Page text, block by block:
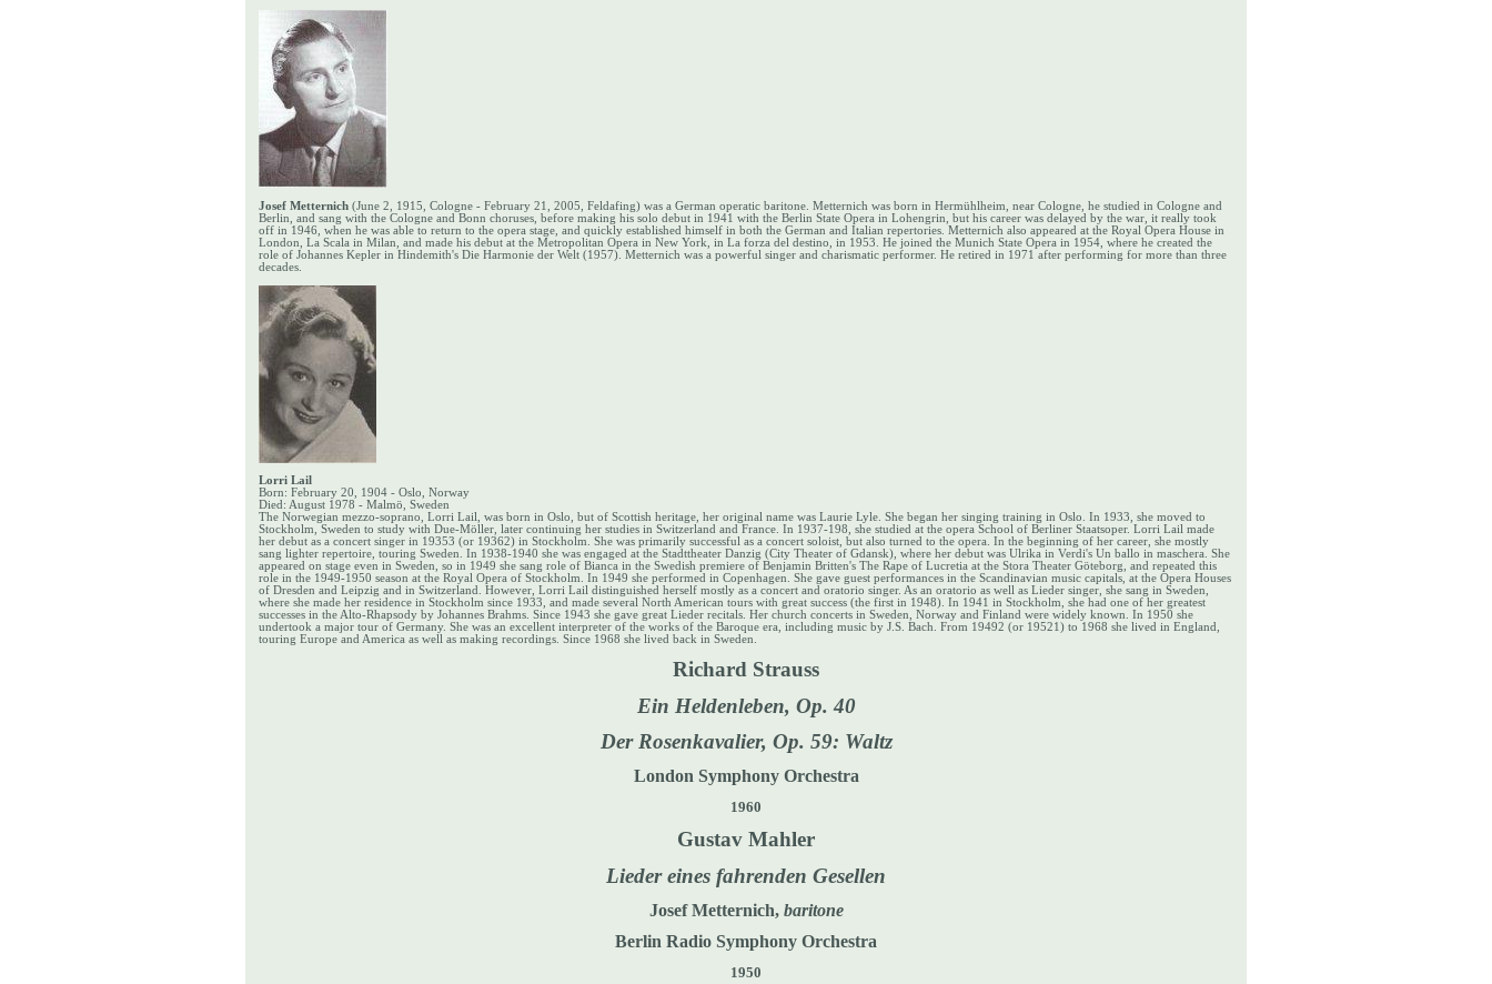
Josef Metternich (June 2, 1915, Cologne - February 21, 2005, Feldafing) was a German operatic baritone. Metternich was born in Hermühlheim, near Cologne, he studied in Cologne and
Berlin, and sang with the Cologne and Bonn choruses, before making his solo debut in 1941 with the Berlin State Opera in Lohengrin, but his career was delayed by the war, it really took
off in 1946, when he was able to return to the opera stage, and quickly established himself in both the German and Italian repertories. Metternich also appeared at the Royal Opera House in
London, La Scala in Milan, and made his debut at the Metropolitan Opera in New York, in La forza del destino, in 1953. He joined the Munich State Opera in 1954, where he created the
role of Johannes Kepler in Hindemith's Die Harmonie der Welt (1957). Metternich was a powerful singer and charismatic performer. He retired in 1971 after performing for more than three
decades.
Lorri Lail
Born: February 20, 1904 - Oslo, Norway
Died: August 1978 - Malmö, Sweden
The Norwegian mezzo-soprano, Lorri Lail, was born in Oslo, but of Scottish heritage, her original name was Laurie Lyle. She began her singing training in Oslo. In 1933, she moved to
Stockholm, Sweden to study with Due-Möller, later continuing her studies in Switzerland and France. In 1937-198, she studied at the opera School of Berliner Staatsoper. Lorri Lail made
her debut as a concert singer in 19353 (or 19362) in Stockholm. She was primarily successful as a concert soloist, but also turned to the opera. In the beginning of her career, she mostly
sang lighter repertoire, touring Sweden. In 1938-1940 she was engaged at the Stadttheater Danzig (City Theater of Gdansk), where her debut was Ulrika in Verdi's Un ballo in maschera. She
appeared on stage even in Sweden, so in 1949 she sang role of Bianca in the Swedish premiere of Benjamin Britten's The Rape of Lucretia at the Stora Theater Göteborg, and repeated this
role in the 1949-1950 season at the Royal Opera of Stockholm. In 1949 she performed in Copenhagen. She gave guest performances in the Scandinavian music capitals, at the Opera Houses
of Dresden and Leipzig and in Switzerland. However, Lorri Lail distinguished herself mostly as a concert and oratorio singer. As an oratorio as well as Lieder singer, she sang in Sweden,
where she made her residence in Stockholm since 1933, and made several North American tours with great success (the first in 1948). In 1941 in Stockholm, she had one of her greatest
successes in the Alto-Rhapsody by Johannes Brahms. Since 1943 she gave great Lieder recitals. Her church concerts in Sweden, Norway and Finland were widely known. In 1950 she
undertook a major tour of Germany. She was an excellent interpreter of the works of the Baroque era, including music by J.S. Bach. From 19492 (or 19521) to 1968 she lived in England,
touring Europe and America as well as making recordings. Since 1968 she lived back in Sweden.
Richard Strauss
Ein Heldenleben, Op. 40
Der Rosenkavalier, Op. 59: Waltz
London Symphony Orchestra
1960
Gustav Mahler
Lieder eines fahrenden Gesellen
Josef Metternich, baritone
Berlin Radio Symphony Orchestra
1950